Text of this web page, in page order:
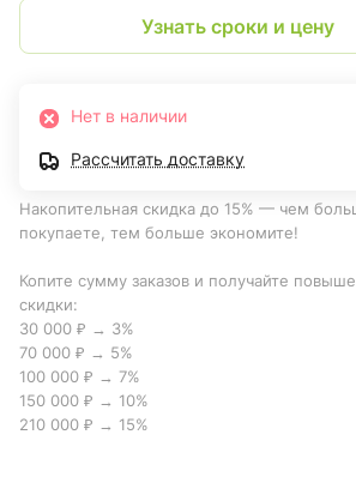
Узнать сроки и цену
Нет в наличии
Рассчитать доставку
Накопительная скидка до 15% — чем
покупаете, тем больше экономите!
Копите сумму заказов и получайте
скидки:
30 000 ₽ → 3%
70 000 ₽ → 5%
100 000 ₽ → 7%
150 000 ₽ → 10%
210 000 ₽ → 15%